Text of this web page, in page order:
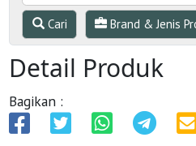
Cari Brand & Jenis
Detail Produk
Bagikan :